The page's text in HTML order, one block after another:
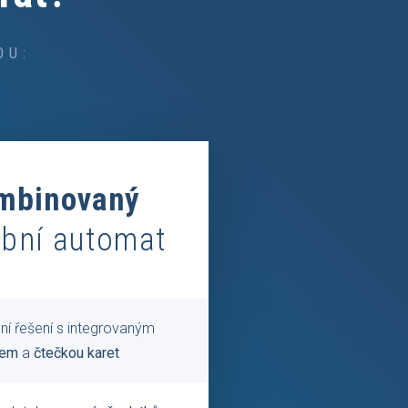
automat
řešení s integrovaným
ačtečkou karet